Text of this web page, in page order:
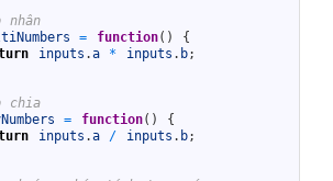
= function( )
{
inputs .a * inputs . b;
chia
= function( )
{
inputs .a / inputs . b;